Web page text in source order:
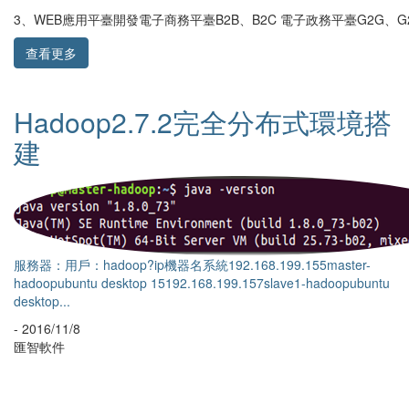
3、WEB應用平臺開發電子商務平臺B2B、B2C 電子政務平臺G2G、
查看更多
Hadoop單機版搭建圖文詳解
前置條件：1、ubuntu10.10安裝成功（個人認為不必要花太多時間
在系統安裝上，我們不是為了裝機而裝機的）2、jdk安裝成功
- 2016/11/8